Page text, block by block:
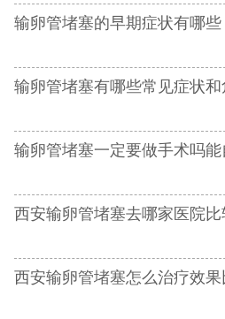
输卵管堵塞的早期症状有哪些
输卵管堵塞有哪些常见症状和
输卵管堵塞一定要做手术吗
西安输卵管堵塞去哪家医院比
西安输卵管堵塞怎么治疗效